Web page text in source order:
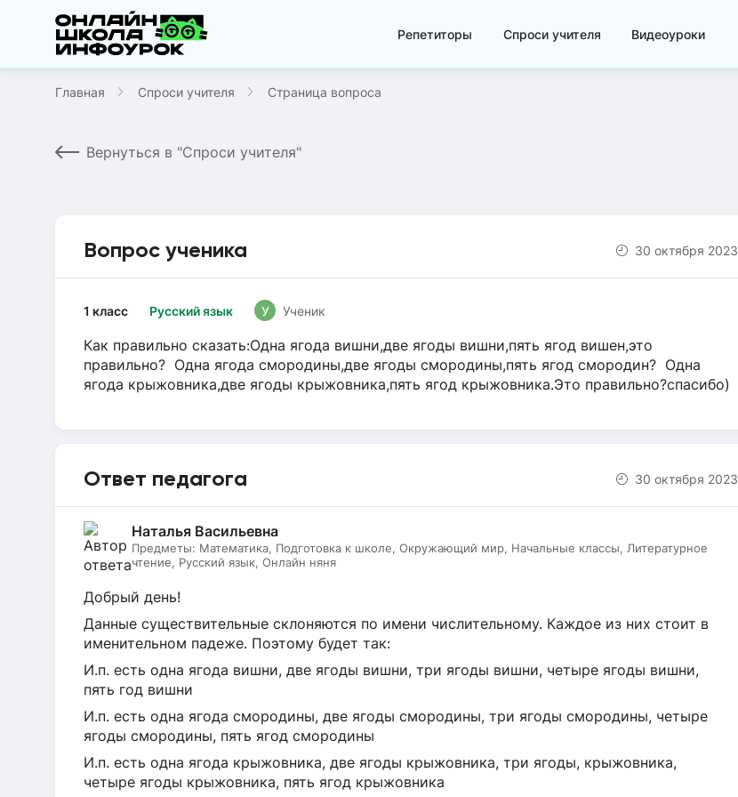
Репетиторы Спроси учителя Видеоуроки
Главная Спроси учителя Страница вопроса
Вернуться в "Спроси учителя"
Вопрос ученика 30 октября 2023
Русский язык
1 класс У Ученик
Как правильно сказать:Одна ягода вишни,две ягоды вишни,пять ягод вишен,это
правильно? Одна ягода смородины,две ягоды смородины,пять ягод смородин? Одна
ягода крыжовника,две ягоды крыжовника,пять ягод крыжовника.Это правильно?спасибо)
Ответ педагога 30 октября 2023
Наталья Васильевна
Предметы: Математика, Подготовка к школе, Окружающий мир, Начальные классы, Литературное
чтение, Русский язык, Онлайн няня
Добрый день!
Данные существительные склоняются по имени числительному. Каждое из них стоит в
именительном падеже. Поэтому будет так:
И.п. есть одна ягода вишни, две ягоды вишни, три ягоды вишни, четыре ягоды вишни,
пять год вишни
И.п. есть одна ягода смородины, две ягоды смородины, три ягоды смородины, четыре
ягоды смородины, пять ягод смородины
И.п. есть одна ягода крыжовника, две ягоды крыжовника, три ягоды, крыжовника,
четыре ягоды крыжовника, пять ягод крыжовника